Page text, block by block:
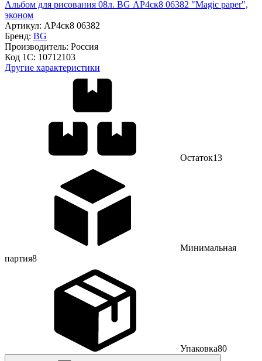
Альбом для рисования 08л. BG АР4ск8 06382 "Magic paper",
эконом
Артикул: АР4ск8 06382
Бренд: BG
Производитель: Россия
Код 1С: 10712103
Другие характеристики
Остаток13
Минимальная
партия8
Упаковка80